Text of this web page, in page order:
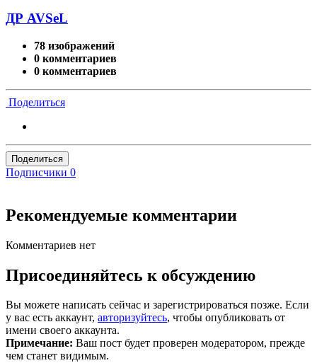
ДР AVSeL
78 изображений
0 комментариев
0 комментариев
Поделиться
Поделиться
Подписчики 0
Рекомендуемые комментарии
Комментариев нет
Присоединяйтесь к обсуждению
Вы можете написать сейчас и зарегистрироваться позже. Если
у вас есть аккаунт, авторизуйтесь, чтобы опубликовать от
имени своего аккаунта.
Примечание: Ваш пост будет проверен модератором, прежде
чем станет видимым.